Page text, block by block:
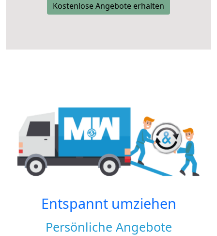
Kostenlose Angebote erhalten
Entspannt umziehen
Persönliche Angebote